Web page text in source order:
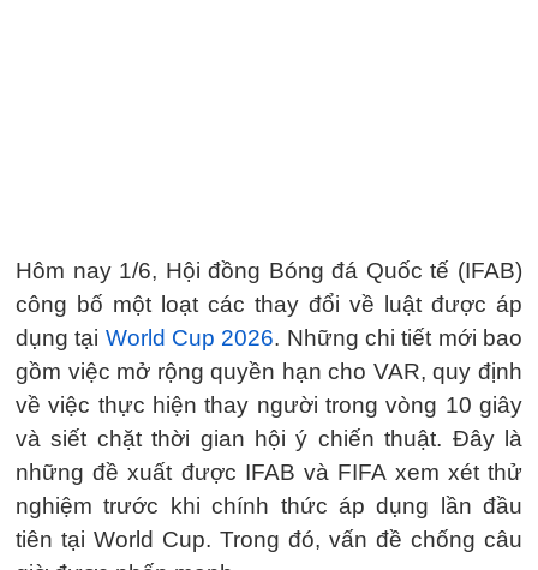
Hôm nay 1/6, Hội đồng Bóng đá Quốc tế (IFAB)
công bố một loạt các thay đổi về luật được áp
dụng tại World Cup 2026. Những chi tiết mới bao
gồm việc mở rộng quyền hạn cho VAR, quy định
về việc thực hiện thay người trong vòng 10 giây
và siết chặt thời gian hội ý chiến thuật. Đây là
những đề xuất được IFAB và FIFA xem xét thử
nghiệm trước khi chính thức áp dụng lần đầu
tiên tại World Cup. Trong đó, vấn đề chống câu